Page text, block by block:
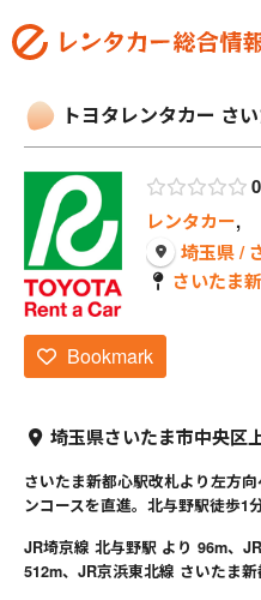
トヨタレンタカー さ
レンタカー,
埼玉県 /
さいたま
Bookmark
埼玉県さいたま市中央区
さいたま新都心駅改札より左方
ンコースを直進。北与野駅徒歩1
JR埼京線 北与野駅 より 96m、
512m、JR京浜東北線 さいたま